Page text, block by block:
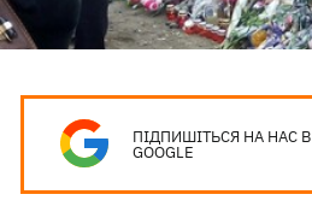
ПІДПИШІТЬСЯ НА НАС В
GOOGLE